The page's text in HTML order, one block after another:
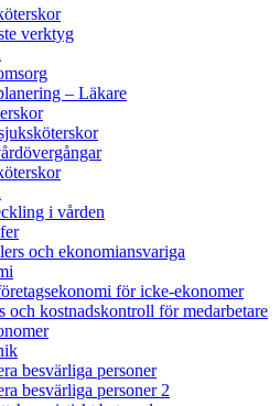
verktyg
– Läkare
i vården
och ekonomiansvariga
för icke-ekonomer
och kostnadskontroll för medarbetare
besvärliga personer
besvärliga personer 2